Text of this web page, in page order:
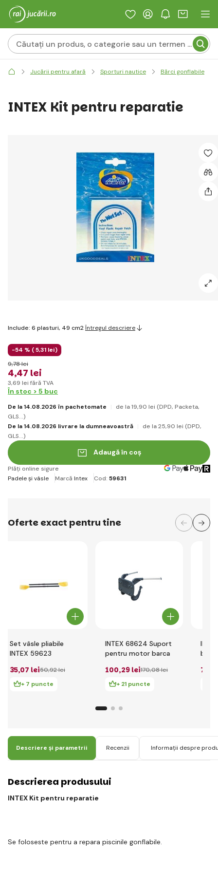
Jucării pentru afară Sporturi nautice Bărci gonflabile
INTEX Kit pentru reparatie
Include: 6 plasturi, 49 cm2Întregul descriere
-54 % (5,31 lei)
4,47 lei
9,78 lei
3,69 lei fără TVA
În stoc > 5 buc
De la 14.08.2026 în pachetomate de la 19,90 lei (DPD, Packeta,
GLS...)
De la 14.08.2026 livrare la dumneavoastră
de la 25,90 lei (DPD,
GLS...)
Adaugă în coș
Plăți online sigure
Padele și vâsle
Marcă Intex Cod: 59631
Oferte exact pentru tine
Set vâsle pliabile
INTEX 59623
35,07 lei50,92 lei
+ 7 puncte
INTEX 68624 Suport
pentru motor barca
100,29 lei170,08 lei
+ 21 puncte
75
Descriere și parametrii Recenzii Informații despre
Descrierea produsului
INTEX Kit pentru reparatie
Se foloseste pentru a repara piscinile gonflabile.